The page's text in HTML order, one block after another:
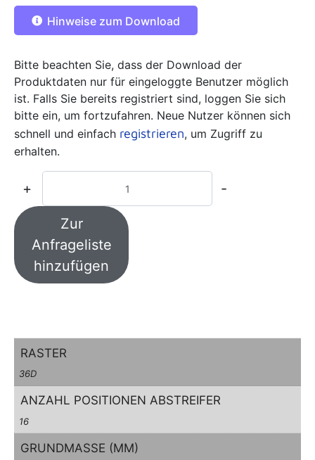
Hinweise zum Download
Bitte beachten Sie, dass der Download der
Produktdaten nur für eingeloggte Benutzer möglich
ist. Falls Sie bereits registriert sind, loggen Sie sich
bitte ein, um fortzufahren. Neue Nutzer können sich
schnell und einfach registrieren, um Zugriff zu
erhalten.
+ -
Zur
Anfrageliste
hinzufügen
RASTER
36D
ANZAHL POSITIONEN ABSTREIFER
16
GRUNDMASSE (MM)